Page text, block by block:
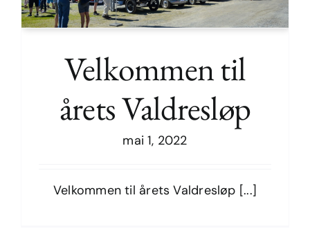
Velkommen til årets Valdresløp
Velkommen til
årets Valdresløp
mai 1, 2022
Velkommen til årets Valdresløp [...]